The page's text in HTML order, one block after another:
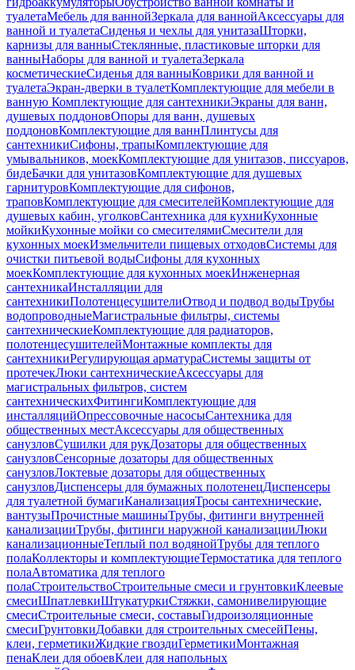
туалетаМебель для ваннойЗеркала для ваннойАксессуары для
ванной и туалетаСиденья и чехлы для унитазаШторки,
карнизы для ванныСтеклянные, пластиковые шторки для
ванныНаборы для ванной и туалетаЗеркала
косметическиеСиденья для ванныКоврики для ванной и
туалетаЭкран-дверки в туалетКомплектующие для мебели в
ванную Комплектующие для сантехникиЭкраны для ванн,
душевых поддоновОпоры для ванн, душевых
поддоновКомплектующие для ваннПлинтусы для
сантехникиСифоны, трапыКомплектующие для
умывальников, моекКомплектующие для унитазов, писсуаров,
бидеБачки для унитазовКомплектующие для душевых
гарнитуровКомплектующие для сифонов,
траповКомплектующие для смесителейКомплектующие для
душевых кабин, уголковСантехника для кухниКухонные
мойкиКухонные мойки со смесителямиСмесители для
кухонных моекИзмельчители пищевых отходовСистемы для
очистки питьевой водыСифоны для кухонных
моекКомплектующие для кухонных моекИнженерная
сантехникаИнсталляции для
сантехникиПолотенцесушителиОтвод и подвод водыТрубы
водопроводныеМагистральные фильтры, системы
сантехническиеКомплектующие для радиаторов,
полотенцесушителейМонтажные комплекты для
сантехникиРегулирующая арматураСистемы защиты от
протечекЛюки сантехническиеАксессуары для
магистральных фильтров, систем
сантехническихФитингиКомплектующие для
инсталляцийОпрессовочные насосыСантехника для
общественных местАксессуары для общественных
санузловСушилки для рукДозаторы для общественных
санузловСенсорные дозаторы для общественных
санузловЛоктевые дозаторы для общественных
санузловДиспенсеры для бумажных полотенецДиспенсеры
для туалетной бумагиКанализацияТросы сантехнические,
вантузыПрочистные машиныТрубы, фитинги внутренней
канализацииТрубы, фитинги наружной канализацииЛюки
канализационныеТеплый пол водянойТрубы для теплого
полаКоллекторы и комплектующиеТермостатика для теплого
полаАвтоматика для теплого
полаСтроительствоСтроительные смеси и грунтовкиКлеевые
смесиШпатлевкиШтукатуркиСтяжки, самонивелирующие
смесиСтроительные смеси, составыГидроизоляционные
смесиГрунтовкиДобавки для строительных смесейПены,
клеи, герметикиЖидкие гвоздиГерметикиМонтажная
пенаКлеи для обоевКлеи для напольных